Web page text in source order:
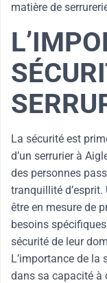
matière de
La sécurité est
d’un serrurier à
des personnes
tranquillité
être en mesure de
besoins
sécurité de leur
L’importance de la
dans sa capacité à